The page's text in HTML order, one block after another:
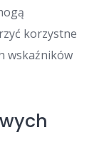
korzystne
wskaźników